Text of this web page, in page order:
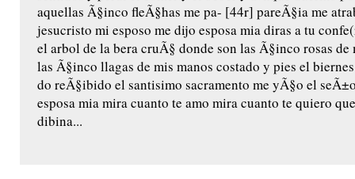
aquellas Ã§inco fleÃ§has me pa- [44r] pareÃ§ia me
jesucristo mi esposo me dijo esposa mia diras a tu
el arbol de la bera cruÃ§ donde son las Ã§inco rosas
las Ã§inco llagas de mis manos costado y pies el
do reÃ§ibido el santisimo sacramento me yÃ§o el
esposa mia mira cuanto te amo mira cuanto te quiero
dibina...